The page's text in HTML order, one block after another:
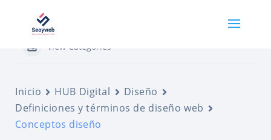
View Categories
Inicio HUB Digital
Diseño
Definiciones y términos de diseño web
Conceptos diseño